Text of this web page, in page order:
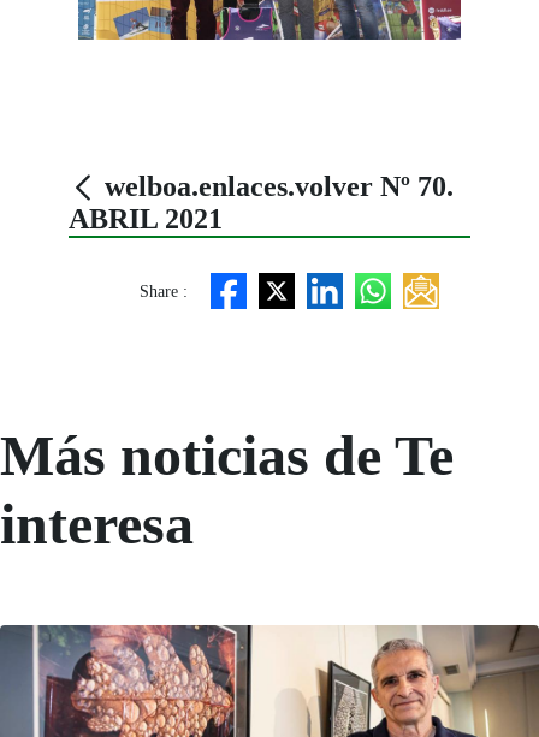
welboa.enlaces.volver Nº 70.
ABRIL 2021
Share :
Más noticias de Te
interesa